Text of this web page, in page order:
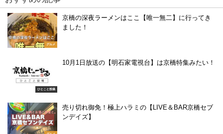
グルメ
京橋の深夜ラーメンはここ【唯一無二】に行ってき
ました！
ひとこと投稿
10月1日放送の【明石家電視台】は京橋特集みたい！
売り切れ御免！極上ハラミの【LIVE＆BAR京橋セブ
ンデイズ】